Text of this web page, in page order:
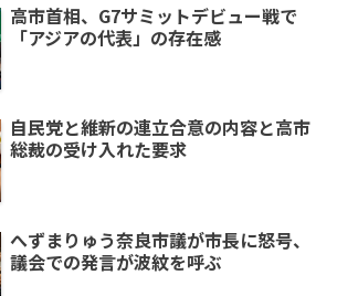
高市首相、G7サミットデビュー戦で
「アジアの代表」の存在感
自民党と維新の連立合意の内容と高市
総裁の受け入れた要求
へずまりゅう奈良市議が市長に怒号、
議会での発言が波紋を呼ぶ